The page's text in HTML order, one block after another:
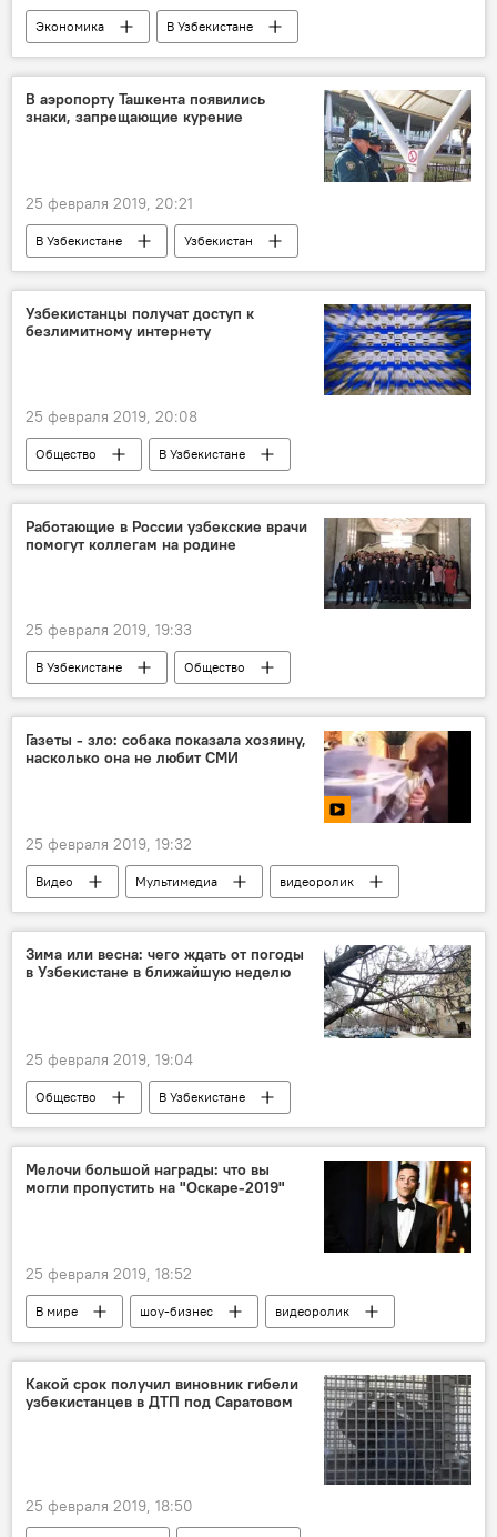
Экономика В Узбекистане
В аэропорту Ташкента появились
знаки, запрещающие курение
25 февраля 2019, 20:21
В Узбекистане
Узбекистан
Узбекистан
Ташкент
курение
аэропорт
ГУВД Ташкента
Узбекистанцы получат доступ к
безлимитному интернету
25 февраля 2019, 20:08
Общество В Узбекистане
Работающие в России узбекские врачи
помогут коллегам на родине
25 февраля 2019, 19:33
В Узбекистане Общество
Газеты - зло: собака показала хозяину,
насколько она не любит СМИ
25 февраля 2019, 19:32
Видео Мультимедиа
видеоролик
смешное видео
собака
собака
YouTube
СМИ
Животные
животные
Зима или весна: чего ждать от погоды
в Узбекистане в ближайшую неделю
25 февраля 2019, 19:04
Общество В Узбекистане
Мелочи большой награды: что вы
могли пропустить на "Оскаре-2019"
25 февраля 2019, 18:52
В мире шоу-бизнес
видеоролик
Оскар
знаменитости
звезды
Instagram
Instagram фотолента
Какой срок получил виновник гибели
узбекистанцев в ДТП под Саратовом
25 февраля 2019, 18:50